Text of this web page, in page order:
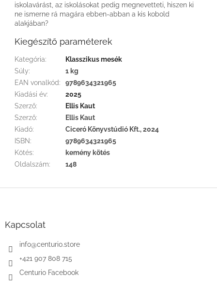
iskolavárást, az iskolásokat pedig megnevetteti, hiszen ki
ne ismerne rá magára ebben-abban a kis kobold
alakjában?
Kiegészítő paraméterek
Kategória:
Klasszikus mesék
Súly:
1 kg
EAN vonalkód:
9789634321965
Kiadási év:
2025
Szerző:
Ellis Kaut
Szerző:
Ellis Kaut
Kiadó:
Ciceró Könyvstúdió Kft., 2024
ISBN:
9789634321965
Kötés:
kemény kötés
Oldalszám: 148
Kapcsolat
info@centurio.store
+421 907 808 715
Centurio Facebook